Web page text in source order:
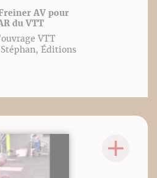
AV pour
du VTT
VTT
Éditions